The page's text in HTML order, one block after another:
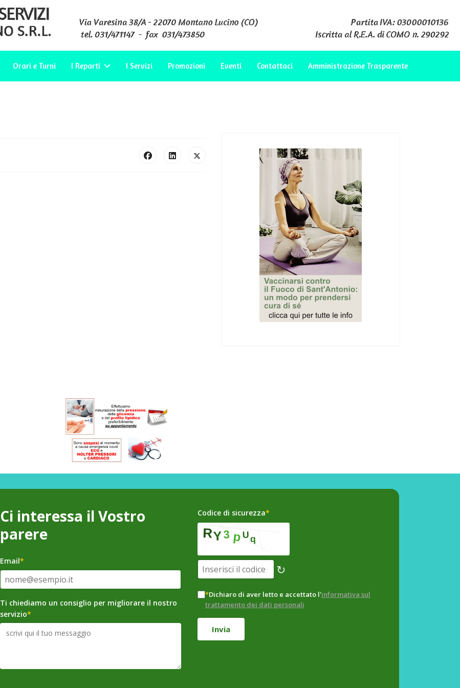
Orari e Turni I Reparti I Servizi Promozioni Eventi Contattaci Amministrazione Trasparente
Ci interessa il Vostro
parere
Email*
Ti chiediamo un consiglio per migliorare il nostro
servizio*
Codice di sicurezza*
↻
*Dichiaro di aver letto e accettato l'informativa sul
trattamento dei dati personali
Invia